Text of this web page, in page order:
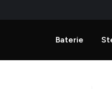
Baterie